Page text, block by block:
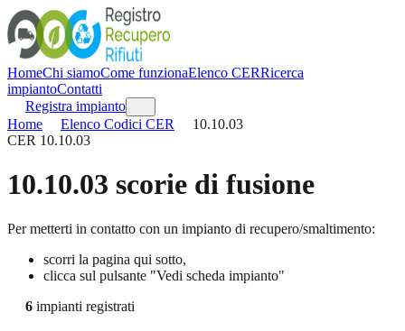
HomeChi siamoCome funzionaElenco CERRicerca
impiantoContatti
Registra impianto
Home
Elenco Codici CER
10.10.03
CER 10.10.03
10.10.03 scorie di fusione
Per metterti in contatto con un impianto di recupero/smaltimento:
scorri la pagina qui sotto,
clicca sul pulsante "Vedi scheda impianto"
6 impianti registrati